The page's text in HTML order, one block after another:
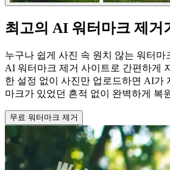
최고의 AI 워터마크 제거
누구나 쉽게 사진 속 원치 않는 워터
AI 워터마크 제거 사이트로 간편하게
한 설정 없이 사진만 업로드하면 AI가
마크가 있었던 흔적 없이 완벽하게 복
무료 워터마크 제거